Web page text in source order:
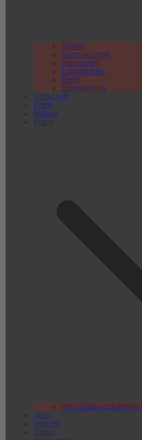
Teltow
Kleinmachnow
Stahnsdorf
Ludwigsfelde
Berlin
Brandenburg
Wirtschaft
Politik
Bildung
Kultur
Veranstaltungskalender
Sport
Verkehr
Verlag